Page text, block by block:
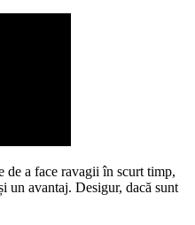
de a face ravagii în scurt timp,
un avantaj. Desigur, dacă sunt